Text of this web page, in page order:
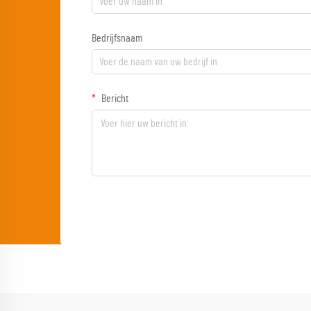
Bedrijfsnaam
Bericht